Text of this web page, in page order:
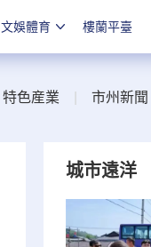
文娛體育 樓蘭平臺
特色産業 市州新聞
城市遠洋